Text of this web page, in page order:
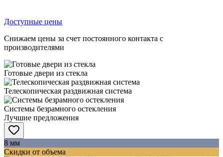
Доступные цены
Снижаем цены за счет постоянного контакта с
производителями
Готовые двери из стекла
Телескопическая раздвижная система
Системы безрамного остекления
Лучшие предложения
8 мм
Скидки от объема